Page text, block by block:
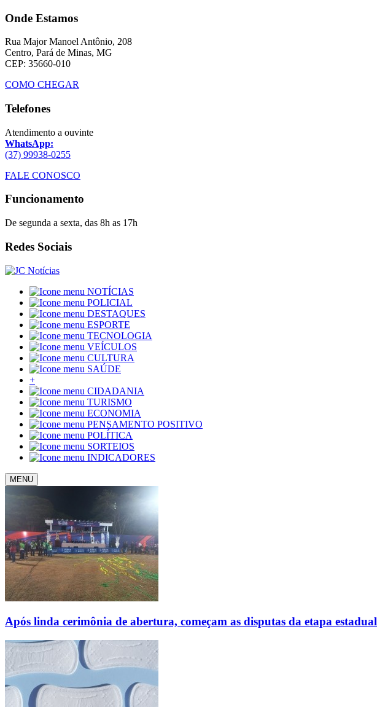
Onde Estamos
Rua Major Manoel Antônio, 208
Centro, Pará de Minas, MG
CEP: 35660-010
COMO CHEGAR
Telefones
Atendimento a ouvinte
WhatsApp:
(37) 99938-0255
FALE CONOSCO
Funcionamento
De segunda a sexta, das 8h as 17h
Redes Sociais
NOTÍCIAS
POLICIAL
DESTAQUES
ESPORTE
TECNOLOGIA
VEÍCULOS
CULTURA
SAÚDE
+
CIDADANIA
TURISMO
ECONOMIA
PENSAMENTO POSITIVO
POLÍTICA
SORTEIOS
INDICADORES
MENU
Após linda cerimônia de abertura, começam as disputas da etapa